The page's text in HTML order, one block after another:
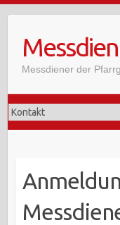
content
Messdiener der